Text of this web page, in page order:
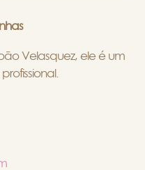
Velasquez, ele é um